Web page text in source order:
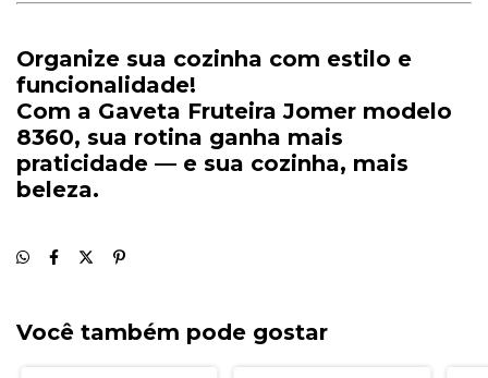
Organize sua cozinha com estilo e
funcionalidade!
Com a Gaveta FruteiraJomer modelo
8360, sua rotina ganha mais
praticidade — e sua cozinha, mais
beleza.
Você também pode gostar